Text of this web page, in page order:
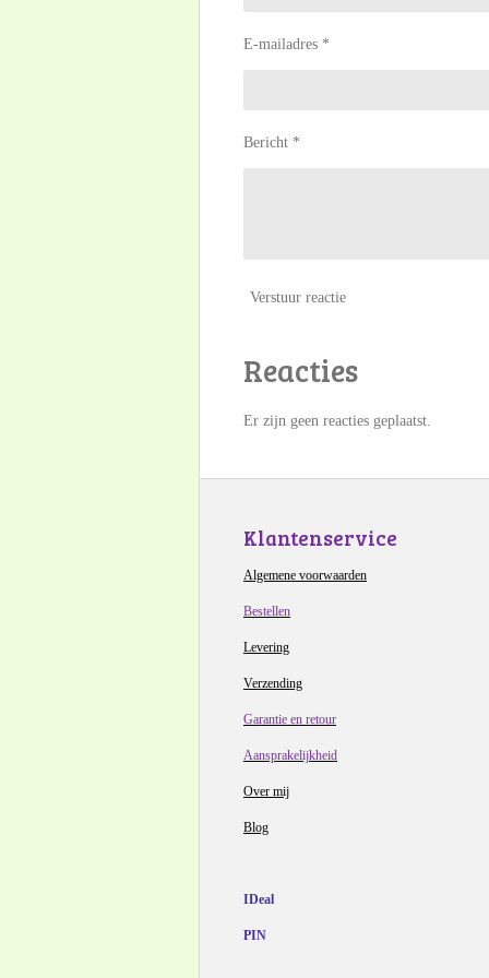
E-mailadres *
Bericht *
Verstuur reactie
Reacties
Er zijn geen reacties geplaatst.
Klantenservice
Algemene voorwaarden
Bestellen
Levering
Verzending
Garantie en retour
Aansprakelijkheid
Over mij
Blog
IDeal
PIN